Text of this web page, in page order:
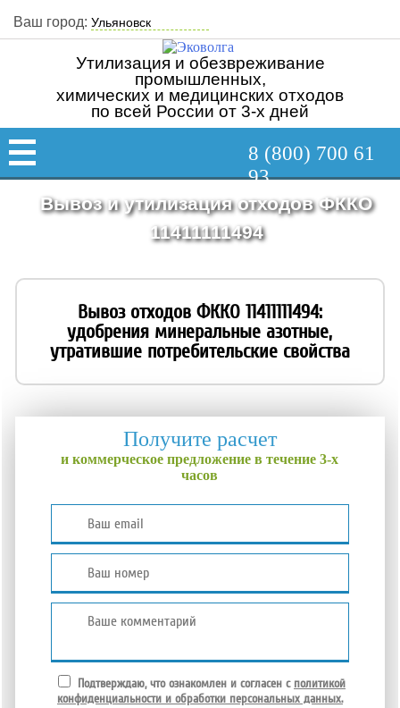
Ваш город:
Утилизация и обезвреживание
промышленных,
химических и медицинских отходов
по всей России от 3-х дней
8 (800) 700 61
93
Вывоз и утилизация отходов ФККО
11411111494
Вывоз отходов ФККО 11411111494:
удобрения минеральные азотные,
утратившие потребительские свойства
Получите расчет
и коммерческое предложение в течение 3-х
часов
Подтверждаю, что ознакомлен и согласен с политикой
конфиденциальности и обработки персональных данных.